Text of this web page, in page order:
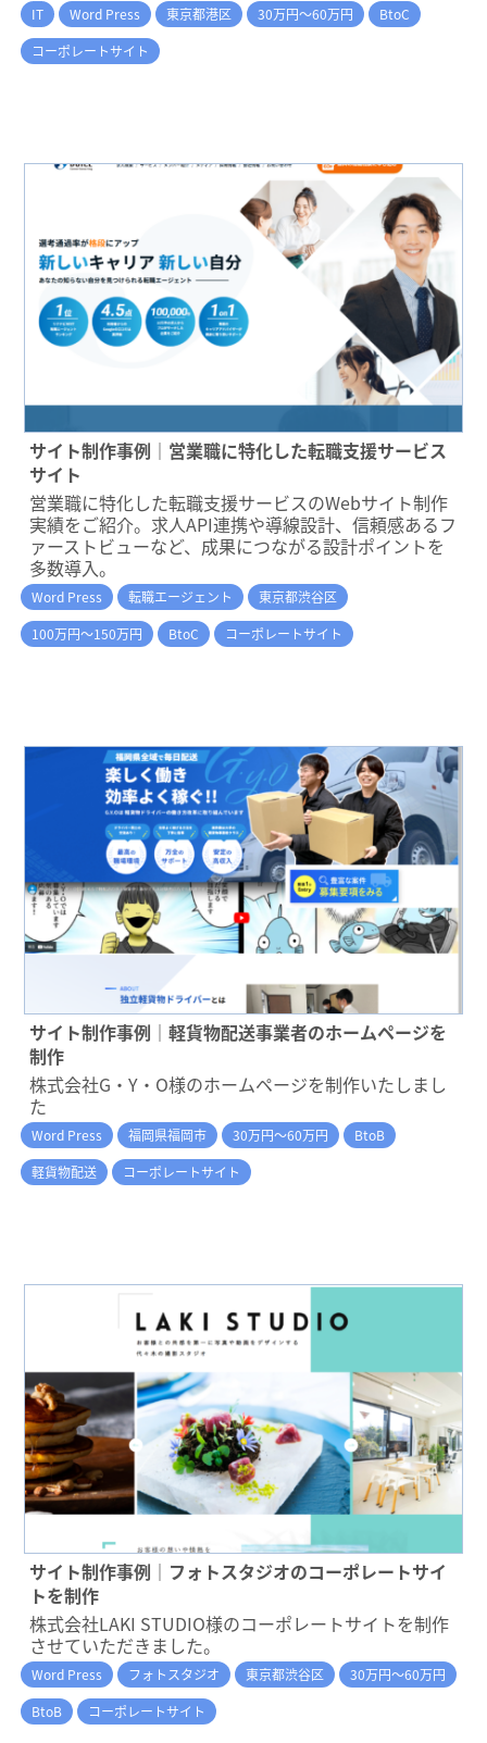
IT Word Press 東京都港区 30万円～60万円
BtoC
コーポレートサイト
サイト制作事例｜営業職に特化した転職支援サービス
サイト
営業職に特化した転職支援サービスのWebサイト制作
実績をご紹介。求人API連携や導線設計、信頼感あるフ
ァーストビューなど、成果につながる設計ポイントを
多数導入。
Word Press 転職エージェント
東京都渋谷区
100万円～150万円
BtoC コーポレートサイト
サイト制作事例｜軽貨物配送事業者のホームページを
制作
株式会社G・Y・O様のホームページを制作いたしまし
た
Word Press 福岡県福岡市 30万円～60万円
BtoB
軽貨物配送
コーポレートサイト
サイト制作事例｜フォトスタジオのコーポレートサイ
トを制作
株式会社LAKI STUDIO様のコーポレートサイトを制作
させていただきました。
Word Press フォトスタジオ 東京都渋谷区
30万円～60万円
BtoB
コーポレートサイト